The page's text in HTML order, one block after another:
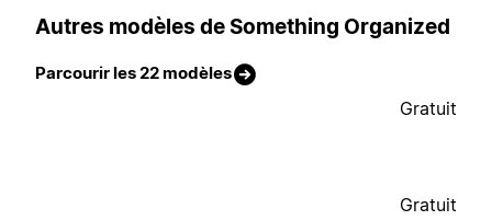
Autres modèles de Something Organized
Parcourir les 22 modèles
Gratuit
Gratuit